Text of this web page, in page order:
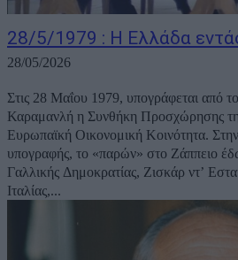
28/5/1979 : Η Ελλάδα
28/05/2026
Στις 28 Μαΐου 1979, υπογράφεται από
Καραμανλή η Συνθήκη Προσχώρησης
Ευρωπαϊκή Οικονομική Κοινότητα. Στην
υπογραφής, το «παρών» στο Ζάππειο
Γαλλικής Δημοκρατίας, Ζισκάρ ντ’
Ιταλίας,...